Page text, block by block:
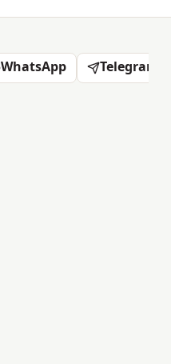
WhatsApp Telegram